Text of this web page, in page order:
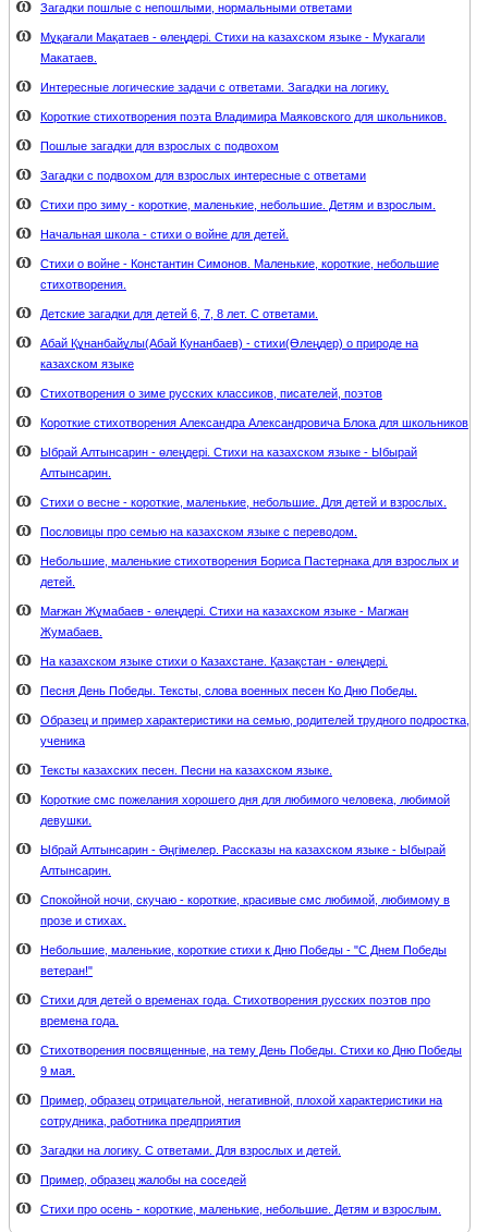
Загадки пошлые с непошлыми, нормальными ответами
Мұқағали Мақатаев - өлеңдері. Стихи на казахском языке - Мукагали
Макатаев.
Интересные логические задачи с ответами. Загадки на логику.
Короткие стихотворения поэта Владимира Маяковского для школьников.
Пошлые загадки для взрослых с подвохом
Загадки с подвохом для взрослых интересные с ответами
Стихи про зиму - короткие, маленькие, небольшие. Детям и взрослым.
Начальная школа - стихи о войне для детей.
Стихи о войне - Константин Симонов. Маленькие, короткие, небольшие
стихотворения.
Детские загадки для детей 6, 7, 8 лет. С ответами.
Абай Құнанбайұлы(Абай Кунанбаев) - стихи(Өлеңдер) о природе на
казахском языке
Стихотворения о зиме русских классиков, писателей, поэтов
Короткие стихотворения Александра Александровича Блока для школьников
Ыбрай Алтынсарин - өлеңдері. Стихи на казахском языке - Ыбырай
Алтынсарин.
Стихи о весне - короткие, маленькие, небольшие. Для детей и взрослых.
Пословицы про семью на казахском языке с переводом.
Небольшие, маленькие стихотворения Бориса Пастернака для взрослых и
детей.
Мағжан Жұмабаев - өлеңдері. Стихи на казахском языке - Магжан
Жумабаев.
На казахском языке стихи о Казахстане. Қазақстан - өлеңдері.
Песня День Победы. Тексты, слова военных песен Ко Дню Победы.
Образец и пример характеристики на семью, родителей трудного подростка,
ученика
Тексты казахских песен. Песни на казахском языке.
Короткие смс пожелания хорошего дня для любимого человека, любимой
девушки.
Ыбрай Алтынсарин - Әңгімелер. Рассказы на казахском языке - Ыбырай
Алтынсарин.
Спокойной ночи, скучаю - короткие, красивые смс любимой, любимому в
прозе и стихах.
Небольшие, маленькие, короткие стихи к Дню Победы - "С Днем Победы
ветеран!"
Стихи для детей о временах года. Стихотворения русских поэтов про
времена года.
Стихотворения посвященные, на тему День Победы. Стихи ко Дню Победы
9 мая.
Пример, образец отрицательной, негативной, плохой характеристики на
сотрудника, работника предприятия
Загадки на логику. С ответами. Для взрослых и детей.
Пример, образец жалобы на соседей
Стихи про осень - короткие, маленькие, небольшие. Детям и взрослым.